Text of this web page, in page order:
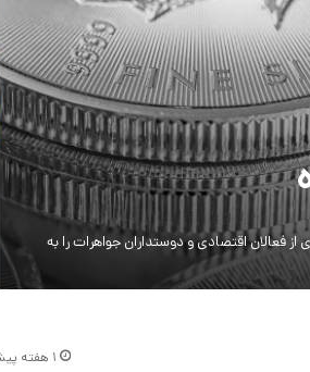
فعالان اقتصادی و دوستداران جواهرات را به
1 هفته پیش